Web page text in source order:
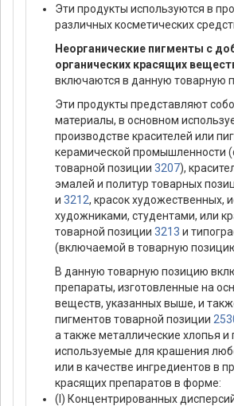
Эти продукты используются в
различных косметических
Неорганические пигменты с
органических красящих
включаются в данную товарную
Эти продукты представляют
материалы, в основном
производстве красителей или
керамической промышленности
товарной позиции 3207),
эмалей и политур товарных
и 3212, красок художественных,
художниками, студентами, или
товарной позиции 3213 и
(включаемой в товарную
В данную товарную позицию
препараты, изготовленные на
веществ, указанных выше, и
пигментов товарной позиции
а также металлические хлопья и
используемые для крашения
или в качестве ингредиентов в
красящих препаратов в форме:
(I) Концентрированных